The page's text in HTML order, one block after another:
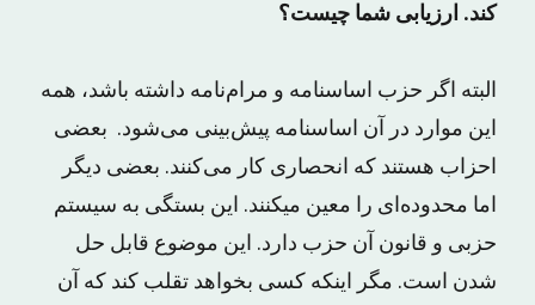
کند. ارزیابی شما چیست؟
البته اگر حزب اساسنامه و مرام‌نامه داشته باشد، همه
این موارد در آن اساسنامه پیش‌بینی می‌شود. بعضی
احزاب هستند که انحصاری کار می‌کنند. بعضی دیگر
اما محدوده‌ای را معین میکنند. این بستگی به سیستم
حزبی و قانون آن حزب دارد. این موضوع قابل حل
شدن است. مگر اینکه کسی بخواهد تقلب کند که آن